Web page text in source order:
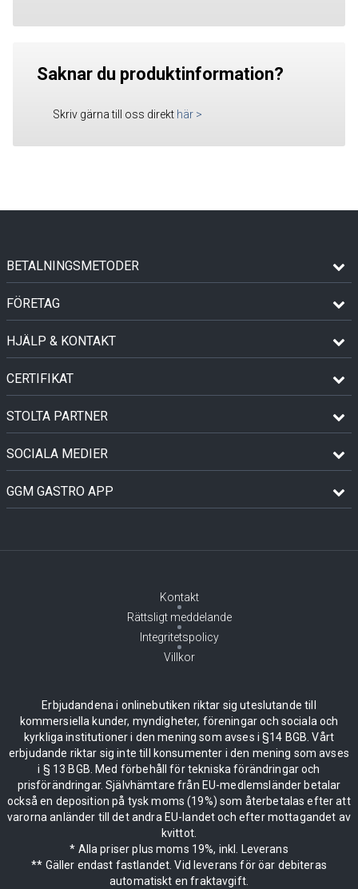
Saknar du produktinformation?
Skriv gärna till oss direkt här >
BETALNINGSMETODER
FÖRETAG
HJÄLP & KONTAKT
CERTIFIKAT
STOLTA PARTNER
SOCIALA MEDIER
GGM GASTRO APP
Kontakt
Rättsligt meddelande
Integritetspolicy
Villkor
Erbjudandena i onlinebutiken riktar sig uteslutande till
kommersiella kunder, myndigheter, föreningar och sociala och
kyrkliga institutioner i den mening som avses i §14 BGB. Vårt
erbjudande riktar sig inte till konsumenter i den mening som avses
i § 13 BGB. Med förbehåll för tekniska förändringar och
prisförändringar. Självhämtare från EU-medlemsländer betalar
också en deposition på tysk moms (19%) som återbetalas efter att
varorna anländer till det andra EU-landet och efter mottagandet av
kvittot.
* Alla priser plus moms 19%, inkl. Leverans
** Gäller endast fastlandet. Vid leverans för öar debiteras
automatiskt en fraktavgift.